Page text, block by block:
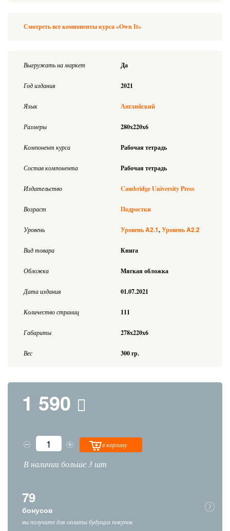
Смотреть все компоненты курса «Own It»
Выгружать на маркет Да
Год издания 2021
Язык Английский
Размеры 280x220x6
Компонент курса Рабочая тетрадь
Состав компонента Рабочая тетрадь
Издательство Cambridge University Press
Возраст Подростки
Уровень УровеньA2.1 УровеньA2.2
Вид товара Книга
Обложка Мягкая обложка
Дата издания 01.07.2021
Количество страниц 111
Габариты 278x220x6
Вес 300 гр.
1 590
в корзину
В наличии больше 3 шт
79
бонусов
вы получите для оплаты будущих покупок